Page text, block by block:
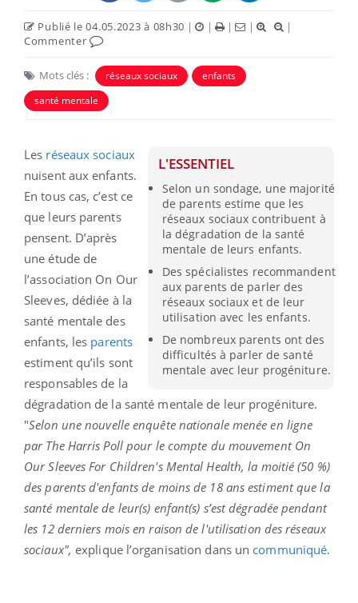
Publié le 04.05.2023 à 08h30 | | | |
|
Commenter
Mots clés : réseaux sociaux
enfants
santé mentale
L'ESSENTIEL
Selon un sondage, une majorité
de parents estime que les
réseaux sociaux contribuent à
la dégradation de la santé
mentale de leurs enfants.
Des spécialistes recommandent
aux parents de parler des
réseaux sociaux et de leur
utilisation avec les enfants.
De nombreux parents ont des
difficultés à parler de santé
mentale avec leur progéniture.
Les réseaux sociaux
nuisent aux enfants.
En tous cas, c’est ce
que leurs parents
pensent. D’après
une étude de
l’association On Our
Sleeves, dédiée à la
santé mentale des
enfants, les parents
estiment qu’ils sont
responsables de la
dégradation de la santé mentale de leur progéniture.
"Selon une nouvelle enquête nationale menée en ligne
par The Harris Poll pour le compte du mouvement On
Our Sleeves For Children's Mental Health, la moitié (50 %)
des parents d'enfants de moins de 18 ans estiment que la
santé mentale de leur(s) enfant(s) s’est dégradée pendant
les 12 derniers mois en raison de l'utilisation des réseaux
sociaux", explique l’organisation dans un communiqué.